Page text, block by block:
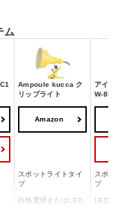
ム
Ampoule kucca ク
リップライト
アイ
W-
Amazon
スポットライトタイ
プ
スポッ
プ
白熱電球またはLED LED